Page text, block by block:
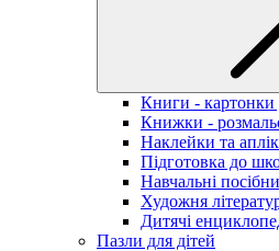
Книги - картонки
Книжки -
Наклейки та
Підготовка до
Навчальні
Художня
Дитячі
Пазли для дітей